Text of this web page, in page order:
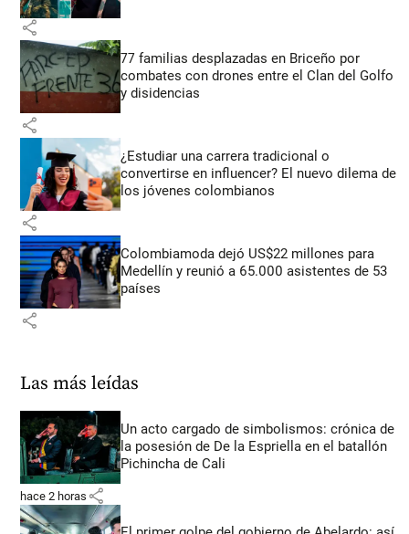
share
77 familias desplazadas en Briceño por
combates con drones entre el Clan del Golfo
y disidencias
share
¿Estudiar una carrera tradicional o
convertirse en influencer? El nuevo dilema de
los jóvenes colombianos
share
Colombiamoda dejó US$22 millones para
Medellín y reunió a 65.000 asistentes de 53
países
share
Las más leídas
Un acto cargado de simbolismos: crónica de
la posesión de De la Espriella en el batallón
Pichincha de Cali
hace 2 horas share